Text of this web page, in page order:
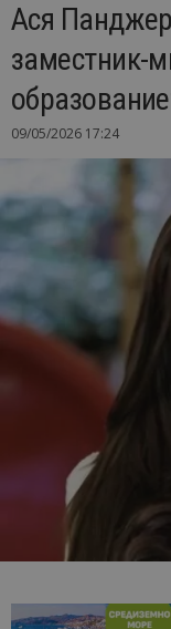
Ася
заместник-
09/05/2026 17:24